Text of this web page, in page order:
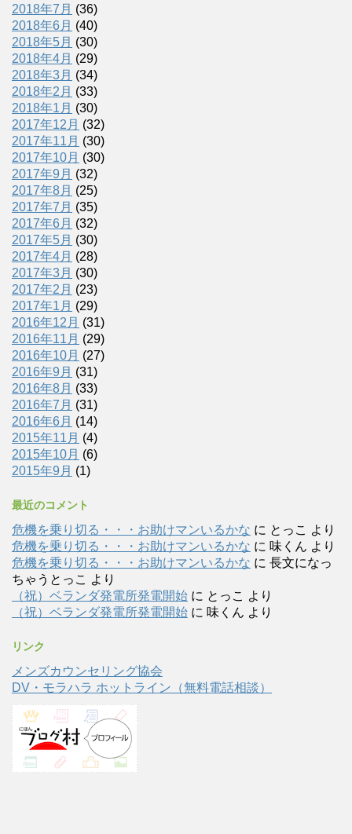
2018年7月 (36)
2018年6月 (40)
2018年5月 (30)
2018年4月 (29)
2018年3月 (34)
2018年2月 (33)
2018年1月 (30)
2017年12月 (32)
2017年11月 (30)
2017年10月 (30)
2017年9月 (32)
2017年8月 (25)
2017年7月 (35)
2017年6月 (32)
2017年5月 (30)
2017年4月 (28)
2017年3月 (30)
2017年2月 (23)
2017年1月 (29)
2016年12月 (31)
2016年11月 (29)
2016年10月 (27)
2016年9月 (31)
2016年8月 (33)
2016年7月 (31)
2016年6月 (14)
2015年11月 (4)
2015年10月 (6)
2015年9月 (1)
最近のコメント
危機を乗り切る・・・お助けマンいるかな に とっこ より
危機を乗り切る・・・お助けマンいるかな に 味くん より
危機を乗り切る・・・お助けマンいるかな に 長文になっ
ちゃうとっこ より
（祝）ベランダ発電所発電開始 に とっこ より
（祝）ベランダ発電所発電開始 に 味くん より
リンク
メンズカウンセリング協会
DV・モラハラ ホットライン（無料電話相談）